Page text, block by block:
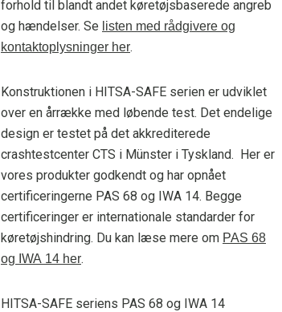
forhold til blandt andet køretøjsbaserede angreb
og hændelser. Se listen med rådgivere og
kontaktoplysninger her.
Konstruktionen i HITSA-SAFE serien er udviklet
over en årrække med løbende test. Det endelige
design er testet på det akkrediterede
crashtestcenter CTS i Münster i Tyskland. Her er
vores produkter godkendt og har opnået
certificeringerne PAS 68 og IWA 14. Begge
certificeringer er internationale standarder for
køretøjshindring. Du kan læse mere om PAS 68
og IWA 14 her.
HITSA-SAFE seriens PAS 68 og IWA 14